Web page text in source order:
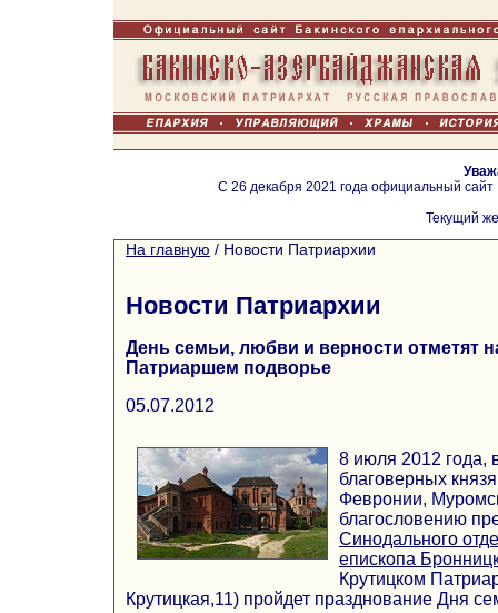
С 26 декабря 2021 года официальный
Текущий
На главную / Новости Патриархии
Новости Патриархии
День семьи, любви и верности отметят
Патриаршем подворье
05.07.2012
8 июля 2012 года,
благоверных
Февронии,
благословению
Синодального
епископа
Крутицком
Крутицкая,11) пройдет празднование Дня